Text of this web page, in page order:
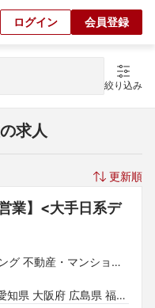
ログイン 会員登録
絞り込み
求人
更新順
業】<大手日系デ
グ 不動産・マンショ
知県 大阪府 広島県 福岡